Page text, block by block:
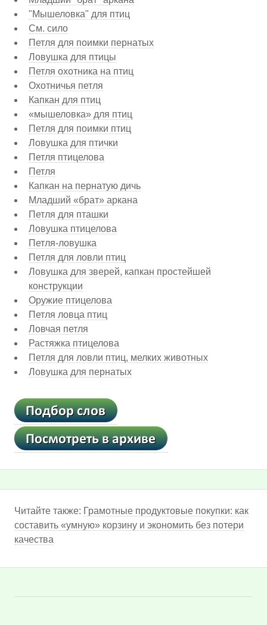
"Мышеловка" для птиц
См. сило
Петля для поимки пернатых
Ловушка для птицы
Петля охотника на птиц
Охотничья петля
Капкан для птиц
«мышеловка» для птиц
Петля для поимки птиц
Ловушка для птички
Петля птицелова
Петля
Капкан на пернатую дичь
Младший «брат» аркана
Петля для пташки
Ловушка птицелова
Петля-ловушка
Петля для ловли птиц
Ловушка для зверей, капкан простейшей
конструкции
Оружие птицелова
Петля ловца птиц
Ловчая петля
Растяжка птицелова
Петля для ловли птиц, мелких животных
Ловушка для пернатых
Читайте также: Грамотные продуктовые покупки: как
составить «умную» корзину и экономить без потери
качества